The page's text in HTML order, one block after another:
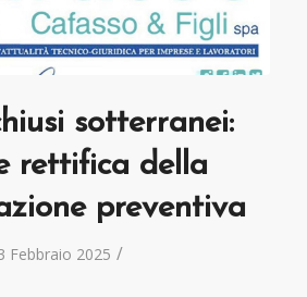
sotterranei:
rettifica della
preventiva
Febbraio 2025 /